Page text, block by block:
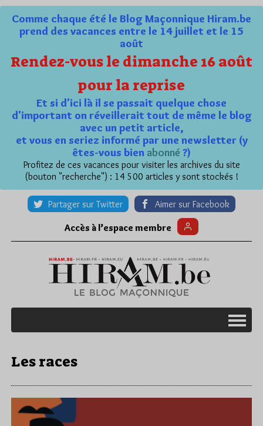
Comme chaque été le Blog Maçonnique Hiram.be
prend des vacances entre le 14 juillet et le 15
août
Rendez-vous le dimanche 16 août
pour la reprise
Et si d'ici là il se passait quelque chose
d'important on réveillerait tout de même le blog
avec un petit article,
et vous en seriez informé par une newsletter (y
êtes-vous bien abonné ?)
Profitez de ces vacances pour visiter les archives du site
(bouton "recherche") : 14 500 articles y sont stockés !
Partager sur Twitter Aimer sur Facebook
Accès à l’espace membre
Les races